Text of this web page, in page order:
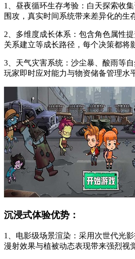
1、昼夜循环生存考验：白天探索收
围攻，真实时间系统带来差异化的生
2、多维度成长体系：包含角色属性
关系建立等成长路径，每个决策都将
3、天气灾害系统：沙尘暴、酸雨等
玩家即时应对能力与物资储备管理水
沉浸式体验优势：
1、电影级场景渲染：采用次世代光
漫射效果与植被动态表现带来强烈视